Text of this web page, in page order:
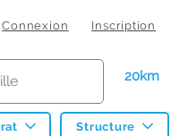
Connexion Inscription
20km
Structure